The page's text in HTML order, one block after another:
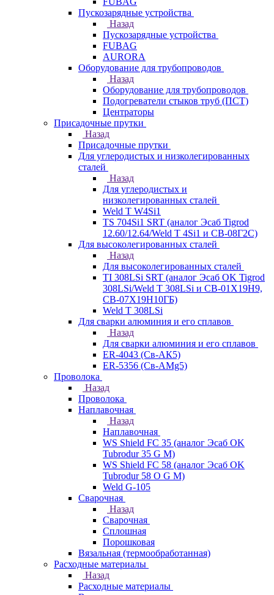
Пускозарядные устройства
Назад
Пускозарядные устройства
FUBAG
AURORA
Оборудование для трубопроводов
Назад
Оборудование для трубопроводов
Подогреватели стыков труб (ПСТ)
Центраторы
Присадочные прутки
Назад
Присадочные прутки
Для углеродистых и низколегированных
сталей
Назад
Для углеродистых и
низколегированных сталей
Weld T W4Si1
TS 704Si1 SRT (аналог Эсаб Tigrod
12.60/12.64/Weld T 4Si1 и СВ-08Г2С)
Для высоколегированных сталей
Назад
Для высоколегированных сталей
TI 308LSi SRT (аналог Эсаб OK Tigrod
308LSi/Weld T 308LSi и СВ-01Х19Н9,
СВ-07Х19Н10ГБ)
Weld T 308LSi
Для сварки алюминия и его сплавов
Назад
Для сварки алюминия и его сплавов
ER-4043 (Св-АК5)
ER-5356 (Св-АМg5)
Проволока
Назад
Проволока
Наплавочная
Назад
Наплавочная
WS Shield FC 35 (аналог Эсаб OK
Tubrodur 35 G M)
WS Shield FC 58 (аналог Эсаб OK
Tubrodur 58 O G M)
Weld G-105
Сварочная
Назад
Сварочная
Сплошная
Порошковая
Вязальная (термообработанная)
Расходные материалы
Назад
Расходные материалы